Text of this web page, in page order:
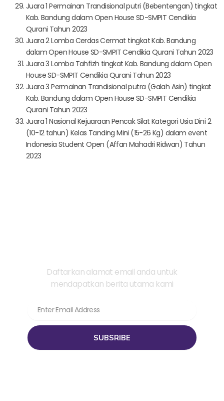
Juara 1 Permainan Trandisional putri (Bebentengan) tingkat
Kab. Bandung dalam Open House SD-SMPIT Cendikia
Qurani Tahun 2023
Juara 2 Lomba Cerdas Cermat tingkat Kab. Bandung
dalam Open House SD-SMPIT Cendikia Qurani Tahun 2023
Juara 3 Lomba Tahfizh tingkat Kab. Bandung dalam Open
House SD-SMPIT Cendikia Qurani Tahun 2023
Juara 3 Permainan Trandisional putra (Galah Asin) tingkat
Kab. Bandung dalam Open House SD-SMPIT Cendikia
Qurani Tahun 2023
Juara 1 Nasional Kejuaraan Pencak Silat Kategori Usia Dini 2
(10-12 tahun) Kelas Tanding Mini (15-26 Kg) dalam event
Indonesia Student Open (Affan Mahadri Ridwan) Tahun
2023
Daftarkan alamat email anda untuk
mendapatkan berita utama kami
Email
SUBSRIBE